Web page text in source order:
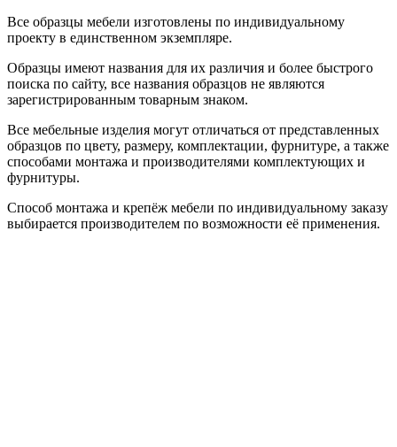
Все образцы мебели изготовлены по индивидуальному
проекту в единственном экземпляре.
Образцы имеют названия для их различия и более быстрого
поиска по сайту, все названия образцов не являются
зарегистрированным товарным знаком.
Все мебельные изделия могут отличаться от представленных
образцов по цвету, размеру, комплектации, фурнитуре, а также
способами монтажа и производителями комплектующих и
фурнитуры.
Способ монтажа и крепёж мебели по индивидуальному заказу
выбирается производителем по возможности её применения.